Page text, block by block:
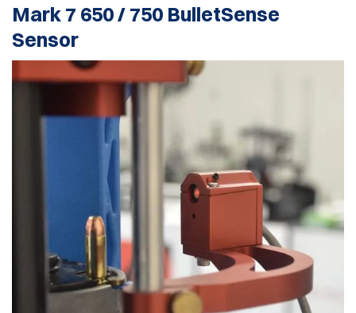
Mark 7 650 / 750 BulletSense
Sensor